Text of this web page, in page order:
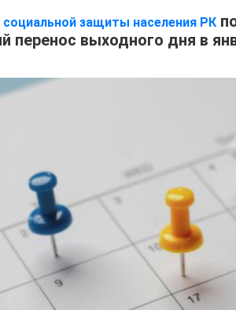
защиты населения РК
перенос выходного дня в